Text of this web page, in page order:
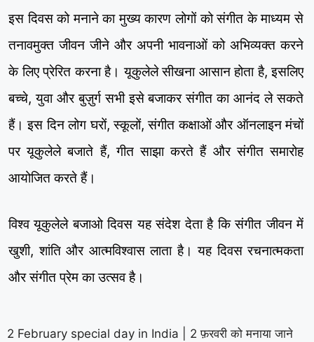
इस दिवस को मनाने का मुख्य कारण लोगों को संगीत के माध्यम से
तनावमुक्त जीवन जीने और अपनी भावनाओं को अभिव्यक्त करने
के लिए प्रेरित करना है। यूकुलेले सीखना आसान होता है, इसलिए
बच्चे, युवा और बुज़ुर्ग सभी इसे बजाकर संगीत का आनंद ले सकते
हैं। इस दिन लोग घरों, स्कूलों, संगीत कक्षाओं और ऑनलाइन मंचों
पर यूकुलेले बजाते हैं, गीत साझा करते हैं और संगीत समारोह
आयोजित करते हैं।
विश्व यूकुलेले बजाओ दिवस यह संदेश देता है कि संगीत जीवन में
खुशी, शांति और आत्मविश्वास लाता है। यह दिवस रचनात्मकता
और संगीत प्रेम का उत्सव है।
2 February special day in India | 2 फ़रवरी को मनाया जाने